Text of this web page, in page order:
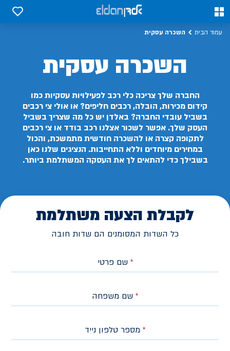
0
0
עמוד הבית השכרה עסקית
השכרה עסקית
החברה שלך צריכה כלי רכב לפעילויות עסקיות כמו
קידום מכירות, הובלה, רכבים חליפים? או אולי צי רכבים
בשביל עובדי החברה? באלדן יש כל מה שצריך בשביל
העסק שלך. אפשר לשכור אצלנו רכב בודד או צי רכבים
לתקופה קצרה או להשכרה חודשית מתמשכת, והכול
במחירים מיוחדים וללא התחייבות. הנציגים שלנו כאן
בשבילך כדי להתאים לך את העסקה המשתלמת ביותר.
לקבלת הצעה משתלמת
כל השדות המסומנים הם שדות חובה
שם פרטי *
שם משפחה *
מספר טלפון נייד *